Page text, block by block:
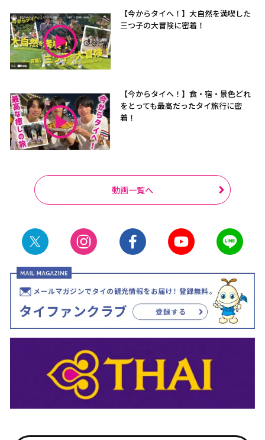
【今からタイへ！】大自然を満喫した
三つ子の大冒険に密着！
【今からタイへ！】食・宿・景色どれ
をとっても最高だったタイ旅行に密
着！
動画一覧へ